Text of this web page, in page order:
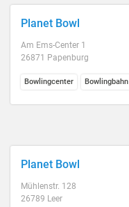
Planet Bowl
Am Ems-Center 1
26871 Papenburg
Bowlingcenter Bowlingbahn
Planet Bowl
Mühlenstr. 128
26789 Leer